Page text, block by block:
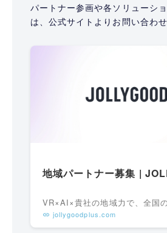
パートナー参画や各ソリューシ
は、公式サイトよりお問い合わせ
地域パートナー募集 |
jollygoodplus.com